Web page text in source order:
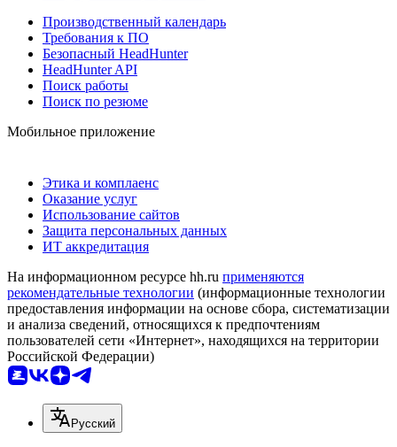
Производственный календарь
Требования к ПО
Безопасный HeadHunter
HeadHunter API
Поиск работы
Поиск по резюме
Мобильное приложение
Этика и комплаенс
Оказание услуг
Использование сайтов
Защита персональных данных
ИТ аккредитация
На информационном ресурсе hh.ru применяются
рекомендательные технологии (информационные технологии
предоставления информации на основе сбора, систематизации
и анализа сведений, относящихся к предпочтениям
пользователей сети «Интернет», находящихся на территории
Российской Федерации)
Русский